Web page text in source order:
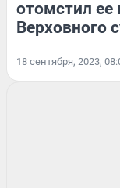
отомстил ее
Верховного
18 сентября, 2023,